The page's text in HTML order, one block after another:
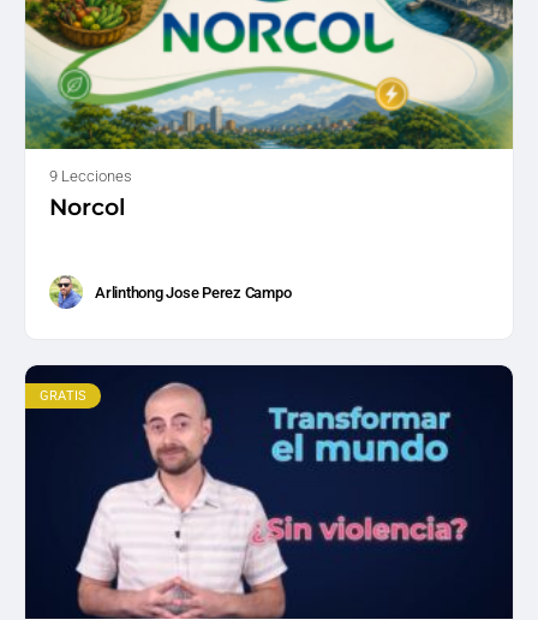
9 Lecciones
Norcol
Arlinthong Jose Perez Campo
GRATIS